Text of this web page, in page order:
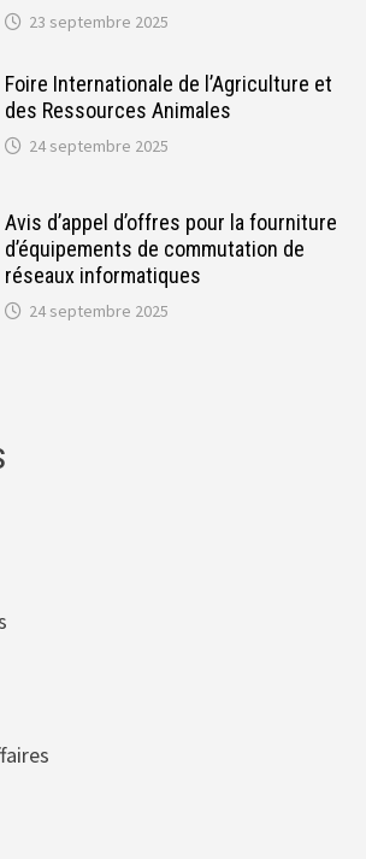
23 septembre 2025
Foire Internationale de l’Agriculture et
des Ressources Animales
24 septembre 2025
Avis d’appel d’offres pour la fourniture
d’équipements de commutation de
réseaux informatiques
24 septembre 2025